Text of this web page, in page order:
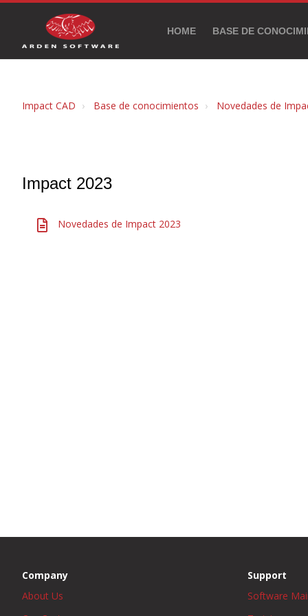
HOME BASE DE
Impact CAD Base de conocimientos Novedades de
Impact 2023
Novedades de Impact 2023
Company
About Us
Support
Software